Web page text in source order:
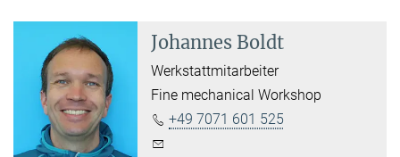
Johannes Boldt
Werkstattmitarbeiter
Fine mechanical Workshop
+49 7071 601 525